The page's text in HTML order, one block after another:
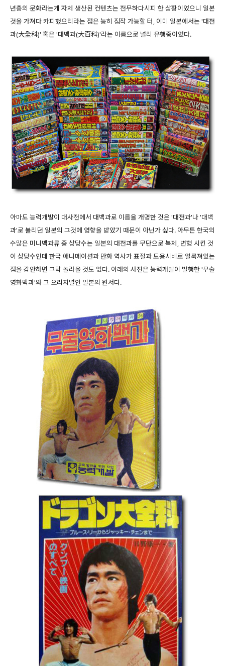
년층의 문화라는게 자체 생산된 컨텐츠는 전무하다시피 한 상황이었으니 일본
것을 가져다 카피했으리라는 점은 능히 짐작 가능할 터, 이미 일본에서는 '대전
과(大全科)' 혹은 '대백과(大百科)'라는 이름으로 널리 유행중이었다.
아마도 능력개발이 대사전에서 대백과로 이름을 개명한 것은 '대전과'나 '대백
과'로 불리던 일본의 그것에 영향을 받았기 때문이 아닌가 싶다. 아무튼 한국의
수많은 미니백과류 중 상당수는 일본의 대전과를 무단으로 복제, 변형 시킨 것
이 상당수인데 한국 애니메이션과 만화 역사가 표절과 도용시비로 얼룩져있는
점을 감안하면 그닥 놀라울 것도 없다. 아래의 사진은 능력개발이 발행한 '무술
영화백과'와 그 오리지널인 일본의 원서다.